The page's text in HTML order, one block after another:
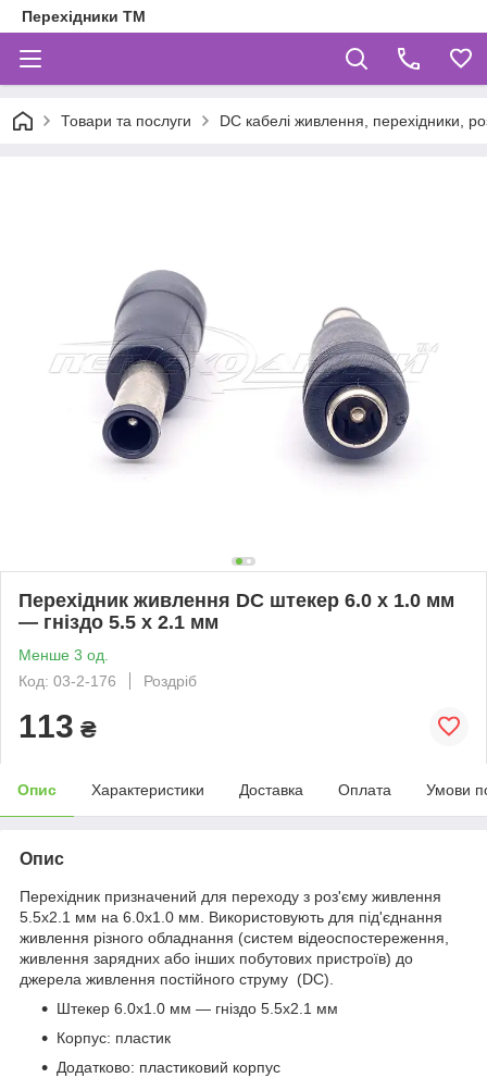
Перехідники ТМ
Товари та послуги DC кабелі живлення, перехідники,
Перехідник живлення DC штекер 6.0 x 1.0 мм
— гніздо 5.5 х 2.1 мм
Менше 3 од.
Код: 03-2-176
Роздріб
113 ₴
Опис Характеристики Доставка Оплата Умови
Опис
Перехідник призначений для переходу з роз'єму живлення
5.5х2.1 мм на 6.0х1.0 мм. Використовують для під'єднання
живлення різного обладнання (систем відеоспостереження,
живлення зарядних або інших побутових пристроїв) до
джерела живлення постійного струму (DC).
Штекер 6.0x1.0 мм — гніздо 5.5х2.1 мм
Корпус: пластик
Додатково: пластиковий корпус